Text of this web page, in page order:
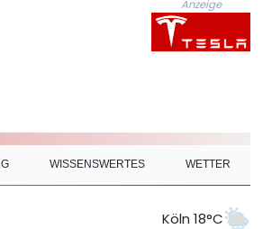
Anzeige
WISSENSWERTES WETTER
Köln 18°C